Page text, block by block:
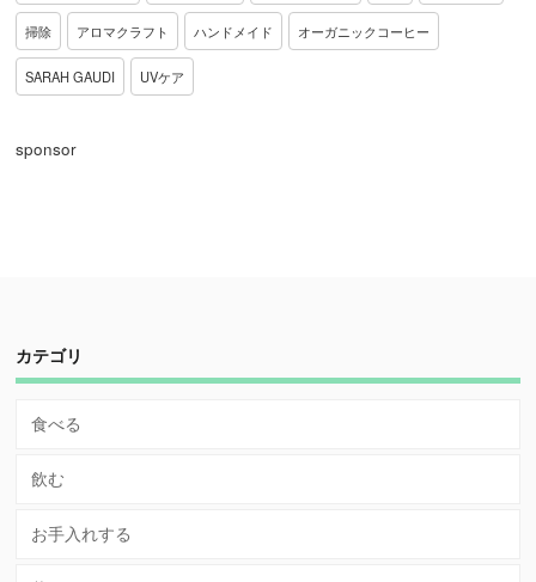
掃除 アロマクラフト ハンドメイド オーガニックコーヒー
SARAH GAUDI UVケア
sponsor
カテゴリ
食べる
飲む
お手入れする